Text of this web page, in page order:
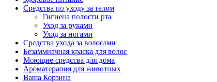
Средства по уходу за телом
Гигиена полости рта
Уход за руками
Уход за ногами
Средства ухода за волосами
Безаммиачная краска для волос
Моющие средства для дома
Ароматерапия для животных
Ваша Корзина